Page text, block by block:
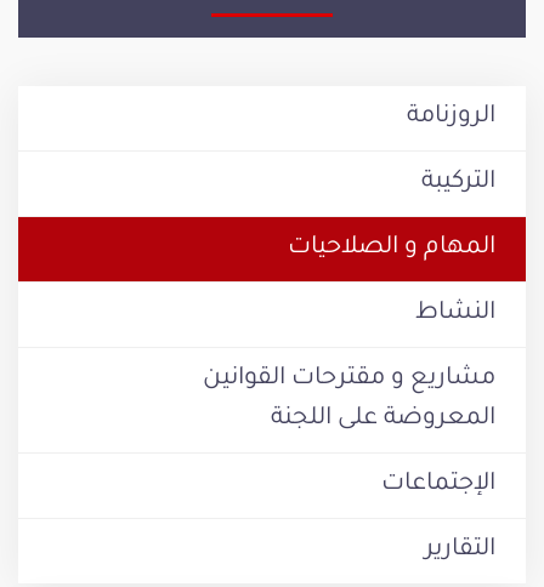
الروزنامة
التركيبة
المهام و الصلاحيات
النشاط
مشاريع و مقترحات القوانين
المعروضة على اللجنة
الإجتماعات
التقارير